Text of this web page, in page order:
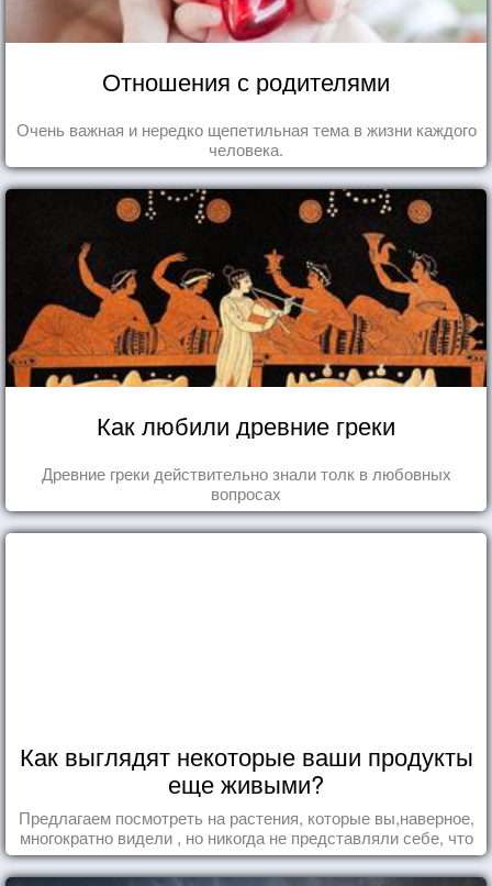
Отношения с родителями
Очень важная и нередко щепетильная тема в жизни каждого
человека.
Как любили древние греки
Древние греки действительно знали толк в любовных
вопросах
Как выглядят некоторые ваши продукты
еще живыми?
Предлагаем посмотреть на растения, которые вы,наверное,
многократно видели , но никогда не представляли себе, что
употребляете их в пищу.